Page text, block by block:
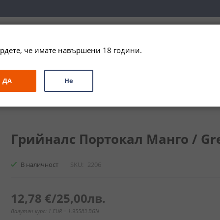
ЗА ПОДАРЪК ПРОМО СПЕЦИАЛНИ ПРЕДЛОЖЕНИЯ
/ Greenall's Orange Fig
Грийналс Портокал Манго /
В наличност SKU 2206
12,78 €/25,00лв.
Валутен курс: 1 EUR = 1.95583 BGN
че имате навършени 18 години.
ДА Не